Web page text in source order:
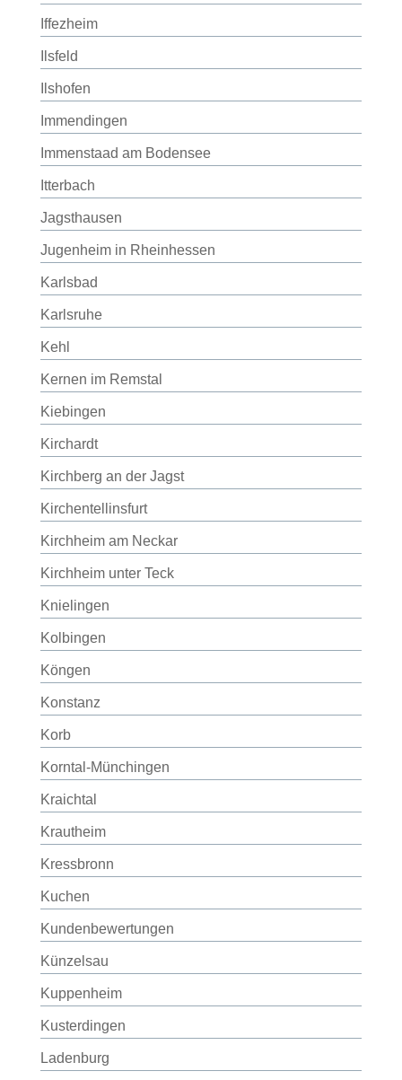
Iffezheim
Ilsfeld
Ilshofen
Immendingen
Immenstaad am Bodensee
Itterbach
Jagsthausen
Jugenheim in Rheinhessen
Karlsbad
Karlsruhe
Kehl
Kernen im Remstal
Kiebingen
Kirchardt
Kirchberg an der Jagst
Kirchentellinsfurt
Kirchheim am Neckar
Kirchheim unter Teck
Knielingen
Kolbingen
Köngen
Konstanz
Korb
Korntal-Münchingen
Kraichtal
Krautheim
Kressbronn
Kuchen
Kundenbewertungen
Künzelsau
Kuppenheim
Kusterdingen
Ladenburg